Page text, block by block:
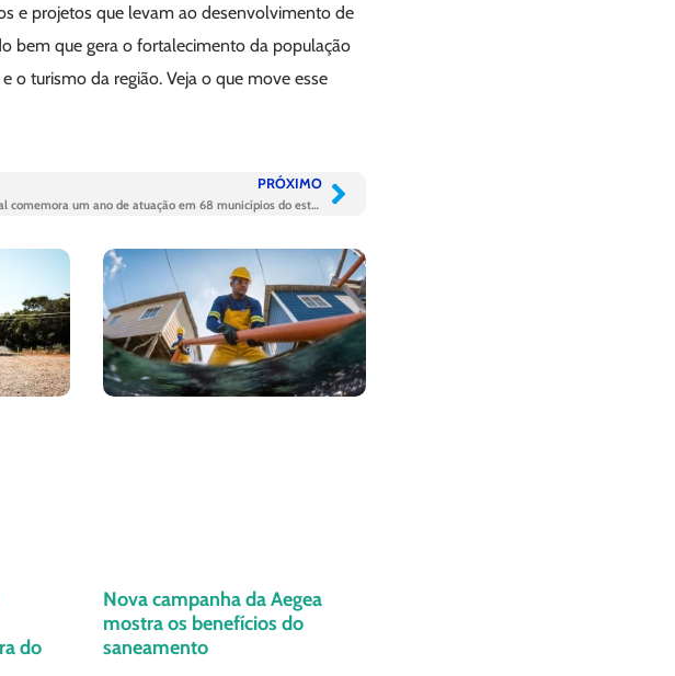
e projetos que levam ao desenvolvimento de
bem que gera o fortalecimento da população
o turismo da região. Veja o que move esse
PRÓXIMO
MS Pantanal comemora um ano de atuação em 68 municípios do estado
do
Nova campanha da Aegea
mostra os benefícios do
saneamento